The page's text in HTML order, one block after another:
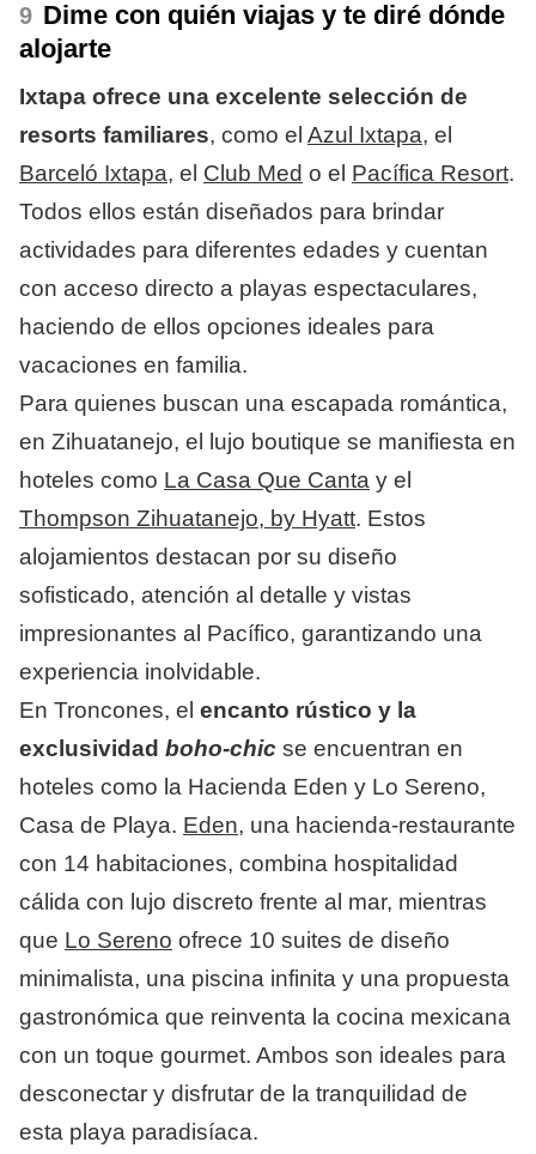
Dime con quién viajas y te diré dónde
alojarte
Ixtapa ofrece una excelente selección de
resorts familiares, como el Azul Ixtapa, el
Barceló Ixtapa, el Club Med o el Pacífica Resort.
Todos ellos están diseñados para brindar
actividades para diferentes edades y cuentan
con acceso directo a playas espectaculares,
haciendo de ellos opciones ideales para
vacaciones en familia.
Para quienes buscan una escapada romántica,
en Zihuatanejo, el lujo boutique se manifiesta en
hoteles como La Casa Que Canta y el
Thompson Zihuatanejo, by Hyatt. Estos
alojamientos destacan por su diseño
sofisticado, atención al detalle y vistas
impresionantes al Pacífico, garantizando una
experiencia inolvidable.
En Troncones, el encanto rústico y la
exclusividad boho-chic se encuentran en
hoteles como la Hacienda Eden y Lo Sereno,
Casa de Playa. Eden, una hacienda-restaurante
con 14 habitaciones, combina hospitalidad
cálida con lujo discreto frente al mar, mientras
que Lo Sereno ofrece 10 suites de diseño
minimalista, una piscina infinita y una propuesta
gastronómica que reinventa la cocina mexicana
con un toque gourmet. Ambos son ideales para
desconectar y disfrutar de la tranquilidad de
esta playa paradisíaca.